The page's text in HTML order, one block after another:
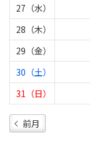
27（水）
28（木）
29（金）
30（土）
31（日）
前月